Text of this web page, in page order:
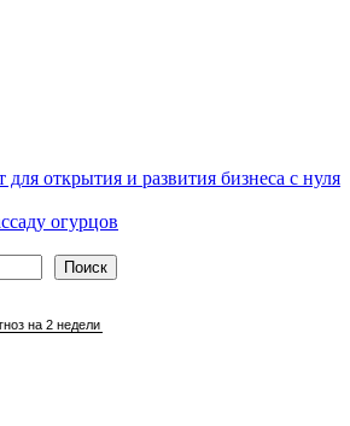
для открытия и развития бизнеса с нуля
огурцов
Поиск